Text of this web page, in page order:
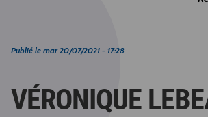
Publié le mar 20/07/2021 - 17:28
VÉRONIQUE